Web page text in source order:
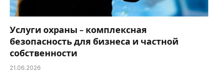
Услуги охраны – комплексная
безопасность для бизнеса и частной
собственности
21.06.2026